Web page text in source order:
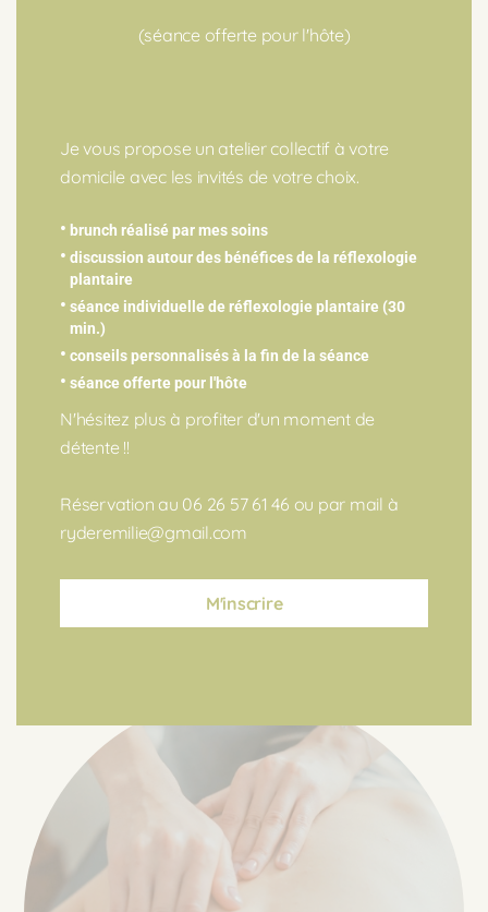
Drainage Lymphatique
Si vous souhaitez redessiner votre corps en une seule
séance, diminuer l’aspect peau d’orange, atténuer la
rétention d’eau et la cellulite ; ce soin est votre
Il est indiqué pour les troubles circulatoires,
hormonaux, gynécologiques… et également pour une
la possibilité de gérer les déchets organiques.
Le + : regain d énergie, détente, tonicité des tissus
(séance offerte pour l'hôte)
Je vous propose un atelier collectif à votre
domicile avec les invités de votre choix.
brunch réalisé par mes soins
discussion autour des bénéfices de la réflexologie
plantaire
séance individuelle de réflexologie plantaire (30
min.)
conseils personnalisés à la fin de la séance
séance offerte pour l'hôte
N'hésitez plus à profiter d'un moment de
détente !!
Réservation au 06 26 57 61 46 ou par mail à
ryderemilie@gmail.com
M'inscrire